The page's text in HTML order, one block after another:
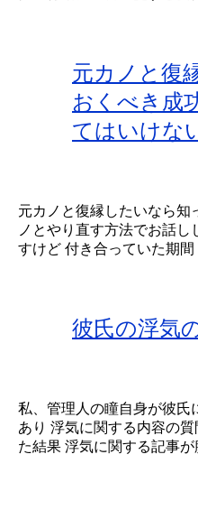
元カノと復
おくべき成
てはいけな
元カノと復縁したいなら知
ノとやり直す方法でお話
すけど 付き合っていた期間
彼氏の浮気
私、管理人の瞳自身が彼氏
あり 浮気に関する内容の
た結果 浮気に関する記事